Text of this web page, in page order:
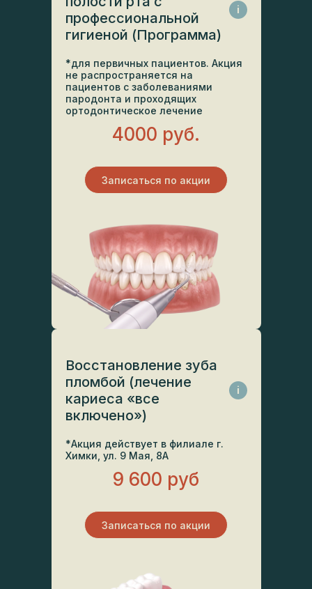
профессиональной
гигиеной (Программа)
i
*для первичных пациентов. Акция
не распространяется на
пациентов с заболеваниями
пародонта и проходящих
ортодонтическое лечение
4000 руб.
Записаться по акции
Восстановление зуба
пломбой (лечение
кариеса «все
включено»)
i
*Акция действует в филиале г.
Химки, ул. 9 Мая, 8А
9 600 руб
Записаться по акции